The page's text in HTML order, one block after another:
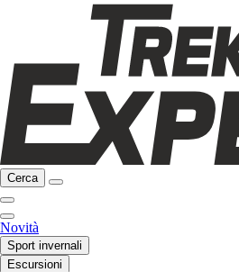
Cerca
Novità
Sport invernali
Escursioni